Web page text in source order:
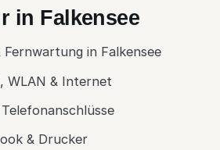
in Falkensee
in Falkensee
WLAN & Internet
& Drucker